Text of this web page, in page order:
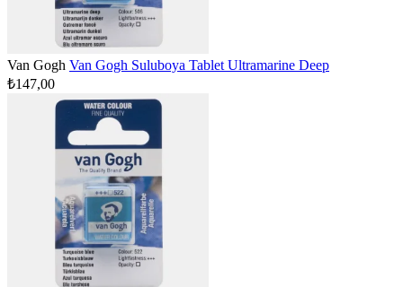
Van Gogh Van Gogh Suluboya Tablet Ultramarine Deep
₺147,00